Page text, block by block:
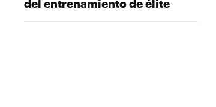
del entrenamiento de élite